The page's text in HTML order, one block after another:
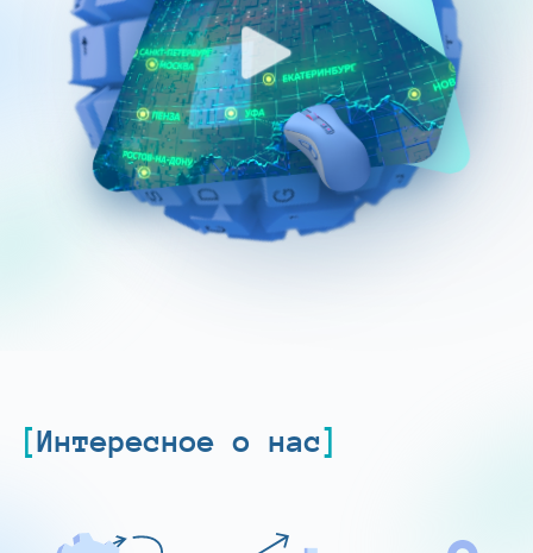
Интересное о нас